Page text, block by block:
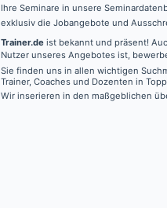
Ihre Seminare in unsere
exklusiv die Jobangebote und
Trainer.de ist bekannt und präsent!
Nutzer unseres Angebotes ist,
Sie finden uns in allen wichtigen
Trainer, Coaches und Dozenten in
Wir inserieren in den maßgeblichen